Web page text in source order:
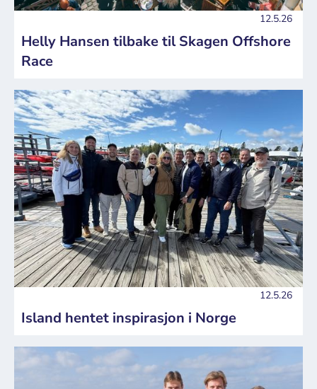
12.5.26
Helly Hansen tilbake til Skagen Offshore
Race
12.5.26
Island hentet inspirasjon i Norge